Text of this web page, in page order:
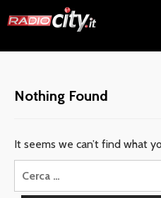
to
Nothing Found
It seems we can’t find what
per: